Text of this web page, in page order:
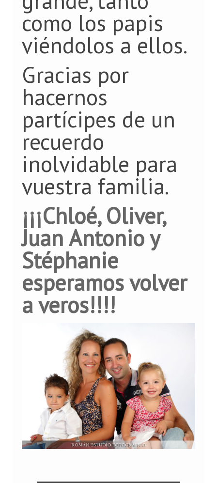
como los papis
viéndolos a ellos.
Gracias por
hacernos
partícipes de un
recuerdo
inolvidable para
vuestra familia.
¡¡¡Chloé, Oliver,
Juan Antonio y
Stéphanie
esperamos volver
a veros!!!!